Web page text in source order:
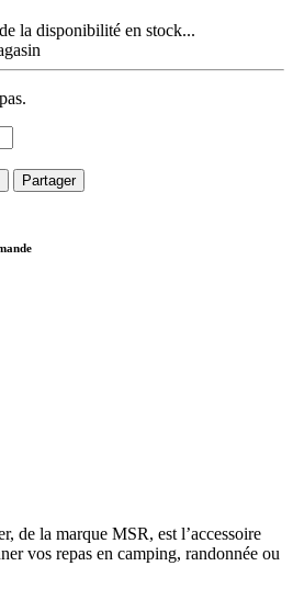
la disponibilité en stock...
Partager
de la marque MSR, est l’accessoire
vos repas en camping, randonnée ou